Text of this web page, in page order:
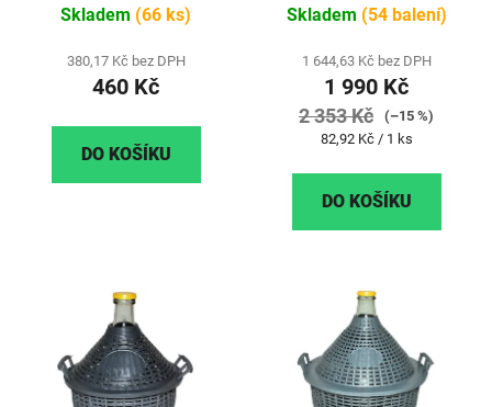
Skladem (66 ks)
380,17 Kč bez DPH
460 Kč
DO KOŠÍKU
kusů
Skladem (54 balení)
1 644,63 Kč bez DPH
1 990 Kč
2 353 Kč
(–15 %)
Měrná
82,92 Kč / 1 ks
DO KOŠÍKU